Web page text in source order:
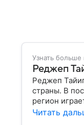
Узнать
Реджеп
Реджеп
страны. В
регион
биографии
Читать